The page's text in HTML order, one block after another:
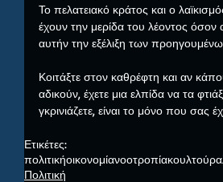
Το πελατειακό κράτος και ο
έχουν την μερίδα του λέοντος
αυτήν την εξέλιξη των
Κοιτάξτε στον καθρέφτη και αν
αδικούν, έχετε μια ελπίδα να τα
γκρινιάζετε, είναι το μόνο που σας
Ετικέτες:
πολιτικήοικονομίανοοτροπίακουλτούρα
Πολιτική